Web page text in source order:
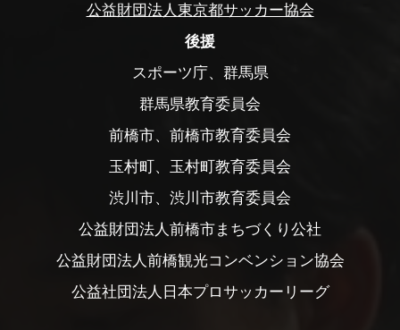
公益財団法人東京都サッカー協会
後援
スポーツ庁、群馬県
群馬県教育委員会
前橋市、前橋市教育委員会
玉村町、玉村町教育委員会
渋川市、渋川市教育委員会
公益財団法人前橋市まちづくり公社
公益財団法人前橋観光コンベンション協会
公益社団法人日本プロサッカーリーグ